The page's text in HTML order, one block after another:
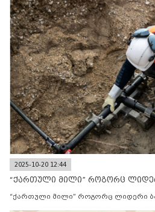
2025-10-20 12:44
“ქართული მილი” როგორც
“ქართული მილი” როგორც ლიდერი